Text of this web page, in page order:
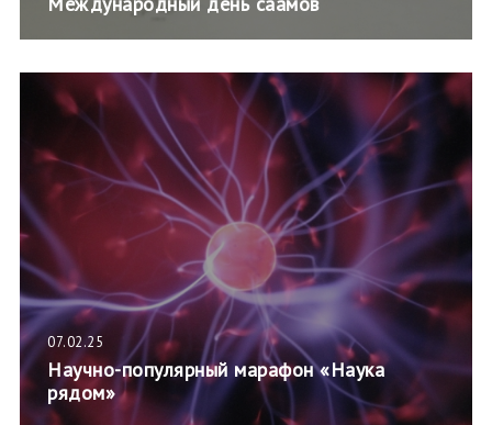
07.02.25
Научно-популярный марафон «Наука
рядом»